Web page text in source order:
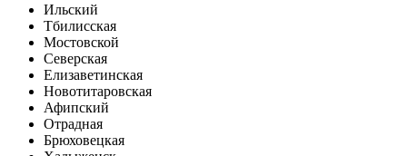
Ильский
Тбилисская
Мостовской
Северская
Елизаветинская
Новотитаровская
Афипский
Отрадная
Брюховецкая